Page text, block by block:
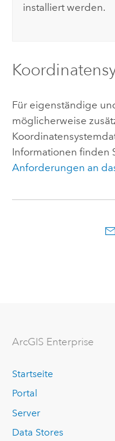
installiert werden.
Für eigenständige
möglicherweise
Informationen finden
Anforderungen an
ArcGIS Enterprise
Startseite
Portal
Server
Data Stores